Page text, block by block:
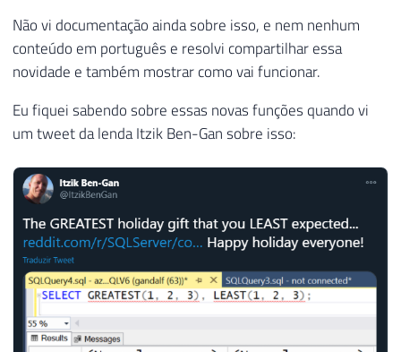
Não vi documentação ainda sobre isso, e nem nenhum
conteúdo em português e resolvi compartilhar essa
novidade e também mostrar como vai funcionar.
Eu fiquei sabendo sobre essas novas funções quando vi
um tweet da lenda Itzik Ben-Gan sobre isso: